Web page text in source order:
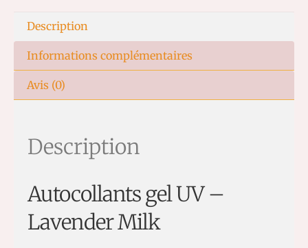
Description
Informations complémentaires
Avis (0)
Description
Autocollants gel UV –
Lavender Milk